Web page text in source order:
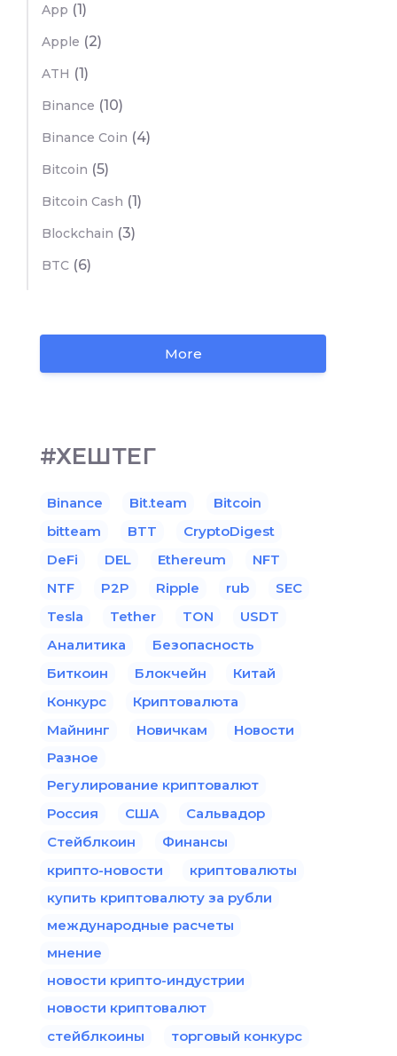
App (1)
Apple (2)
ATH (1)
Binance (10)
Binance Coin (4)
Bitcoin (5)
Bitcoin Cash (1)
Blockchain (3)
BTC (6)
More
#ХЕШТЕГ
Binance Bit.team
Bitcoin
bitteam
BTT
CryptoDigest
DeFi
DEL Ethereum
NFT
NTF
P2P Ripple rub
SEC
Tesla
Tether TON
USDT
Аналитика
Безопасность
Биткоин
Блокчейн
Китай
Конкурс
Криптовалюта
Майнинг
Новичкам
Новости
Разное
Регулирование криптовалют
Россия
США
Сальвадор
Стейблкоин
Финансы
крипто-новости
криптовалюты
купить криптовалюту за рубли
международные расчеты
мнение
новости крипто-индустрии
новости криптовалют
стейблкоины
торговый конкурс